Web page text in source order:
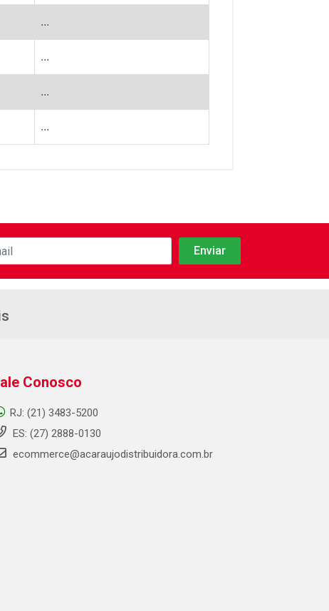
...
...
...
...
Conosco
RJ: (21) 3483-5200
ES: (27) 2888-0130
ecommerce@acaraujodistribuidora.com.br